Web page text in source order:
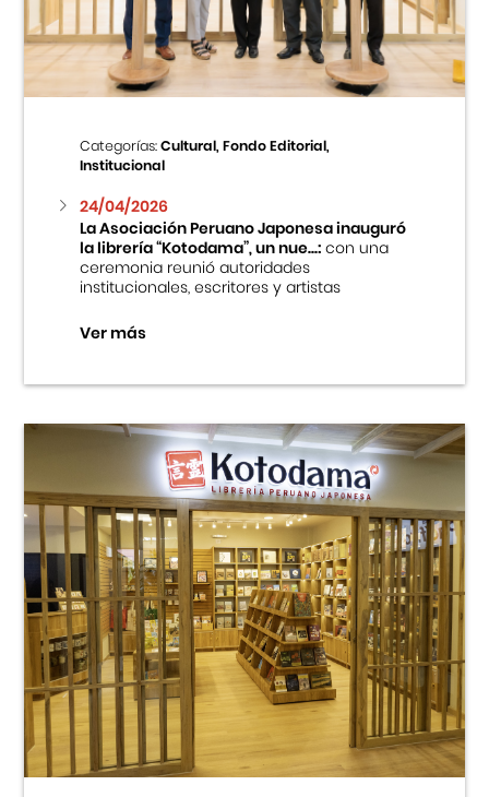
Categorías:Cultural, Fondo Editorial,
Institucional
24/04/2026
La Asociación Peruano Japonesa inauguró
la librería “Kotodama”, un nue...:con una
ceremonia reunió autoridades
institucionales, escritores y artistas
Ver más